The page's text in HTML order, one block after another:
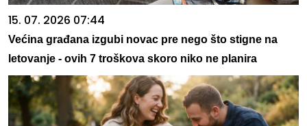
15. 07. 2026 07:44
Većina građana izgubi novac pre nego što stigne na
letovanje - ovih 7 troškova skoro niko ne planira